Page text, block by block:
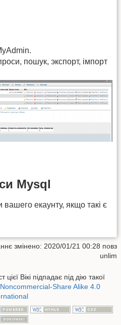
пошук, экспорт, імпорт
Mysql
екаунту, якщо такі є
змінено: 2020/01/21 00:28 повз
unlim
Вікі підпадає під дію такої
Share Alike 4.0